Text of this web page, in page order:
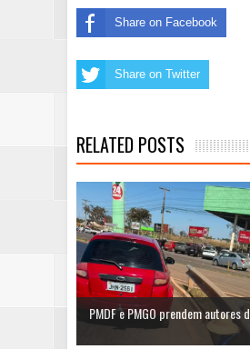
Share on Facebook
Share on Twitter
RELATED POSTS
PMDF e PMGO prendem autores